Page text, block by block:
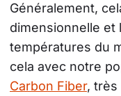
Généralement,
dimensionnelle et
températures du
cela avec notre
Carbon Fiber, très